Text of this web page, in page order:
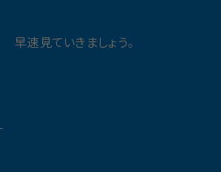
早速見ていきましょう。